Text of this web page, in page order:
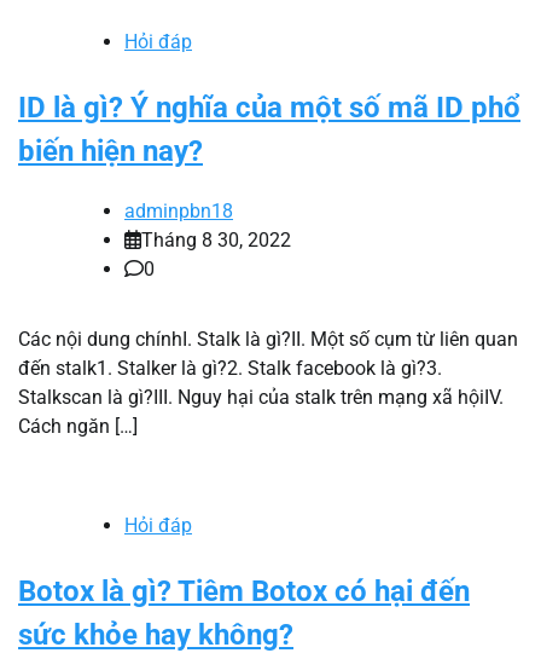
Hỏi đáp
ID là gì? Ý nghĩa của một số mã ID phổ
biến hiện nay?
adminpbn18
Tháng 8 30, 2022
0
Các nội dung chínhI. Stalk là gì?II. Một số cụm từ liên quan
đến stalk1. Stalker là gì?2. Stalk facebook là gì?3.
Stalkscan là gì?III. Nguy hại của stalk trên mạng xã hộiIV.
Cách ngăn […]
Hỏi đáp
Botox là gì? Tiêm Botox có hại đến
sức khỏe hay không?